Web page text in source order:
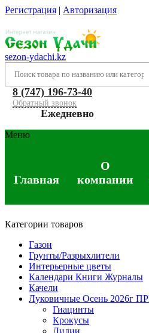
Регистрация | Авторизация
sezon-ydachi.kz
8 (747) 196-73-40
Обратный звонок
Ежедневно
Меню
Главная
О
компании
Категории товаров
Газон
Грунты/Разрыхлители
Интерьерные цветы
Календари Книги Журналы
Качели
Луковичные Осень 2026г
Гиацинты
Крокусы